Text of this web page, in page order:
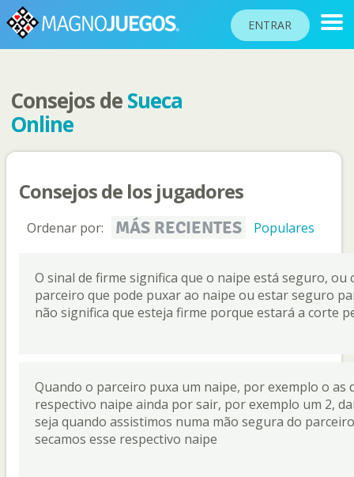
ENTRAR
RANKINGS
TORNEOS
AYUDA
PASAPORTE
Idioma del sitio
Consejos deSueca
Online
Consejos de los jugadores
Ordenar por: MÁS RECIENTES Populares
O sinal de firme significa que o naipe está seguro,
parceiro que pode puxar ao naipe ou estar seguro
não significa que esteja firme porque estará a corte
Quando o parceiro puxa um naipe, por exemplo o as
respectivo naipe ainda por sair, por exemplo um 2,
seja quando assistimos numa mão segura do
secamos esse respectivo naipe